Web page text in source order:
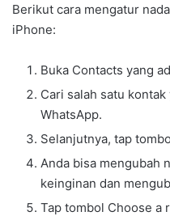
Berikut cara mengatur
iPhone:
Buka Contacts yang
Cari salah satu
WhatsApp.
Selanjutnya, tap
Anda bisa mengubah
keinginan dan
Tap tombol Choose a